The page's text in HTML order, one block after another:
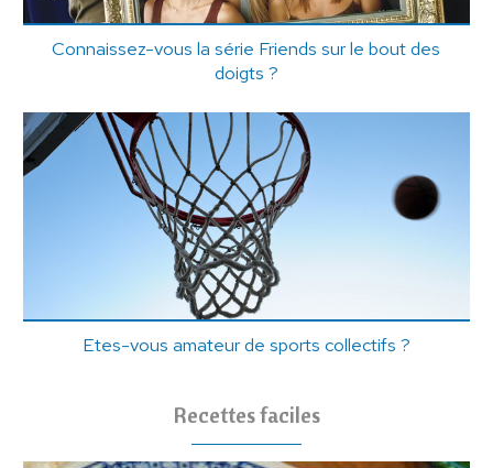
Connaissez-vous la série Friends sur le bout des
doigts ?
Etes-vous amateur de sports collectifs ?
Recettes faciles